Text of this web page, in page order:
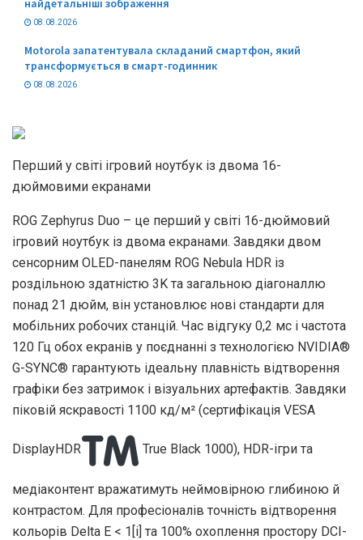
найдетальніші зображення
08.08.2026
Motorola запатентувала складаний смартфон, який
трансформується в смарт-годинник
08.08.2026
Перший у світі ігровий ноутбук із двома 16-
дюймовими екранами
ROG Zephyrus Duo – це перший у світі 16-дюймовий
ігровий ноутбук із двома екранами. Завдяки двом
сенсорним OLED-панелям ROG Nebula HDR із
роздільною здатністю 3K та загальною діагоналлю
понад 21 дюйм, він установлює нові стандарти для
мобільних робочих станцій. Час відгуку 0,2 мс і частота
120 Гц обох екранів у поєднанні з технологією NVIDIA®
G-SYNC® гарантують ідеальну плавність відтворення
графіки без затримок і візуальних артефактів. Завдяки
піковій яскравості 1100 кд/м² (сертифікація VESA
DisplayHDR True Black 1000), HDR-ігри та
медіаконтент вражатимуть неймовірною глибиною й
контрастом. Для професіоналів точність відтворення
кольорів Delta E < 1[i] та 100% охоплення простору DCI-